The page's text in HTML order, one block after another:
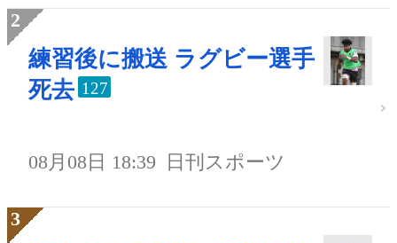
練習後に搬送 ラグビー選手
死去 127
08月08日 18:39 日刊スポーツ